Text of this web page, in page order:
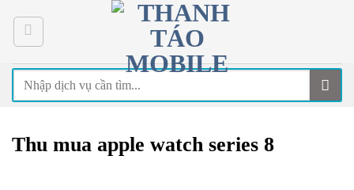
Thu mua apple watch series 8